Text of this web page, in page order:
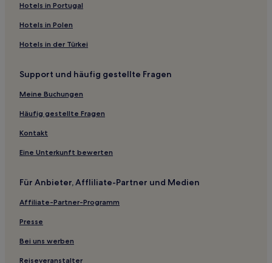
4-Sterne-Hotels in Taoyuan
3-Sterne-Hotels in Bezirk Pingzhen
4-Sterne-Hotels in Dihua Street
Hotels mit Parkplatz in Sanzhi
Hotels mit Wellnessbereich in Taoyuan
Hotels mit inbegriffenem Frühstück nahe Chaoning Park
Luxus nahe Daxi Old Street
Luxus in Wanhua
Günstige in Stadtzentrum von Keelung
Hotels mit inbegriffenem Frühstück nahe Jinbaoli Old
Hotels in Portugal
Hotels in Polen
Hotels in der Türkei
Support und häufig gestellte Fragen
Meine Buchungen
Häufig gestellte Fragen
Kontakt
Eine Unterkunft bewerten
Für Anbieter, Affliliate-Partner und Medien
Affiliate-Partner-Programm
Presse
Bei uns werben
Reiseveranstalter